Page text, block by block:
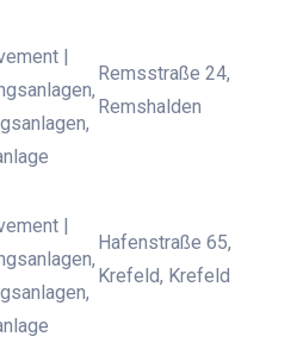
|
Remsstraße 24,
Remshalden
|
Hafenstraße 65,
Krefeld, Krefeld